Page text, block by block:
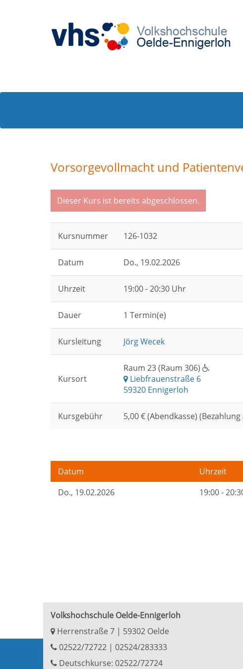
Vorsorgevollmacht und
Dieser Kurs ist bereits abgeschlossen.
Kursnummer 126-1032
Datum Do., 19.02.2026
Uhrzeit 19:00 - 20:30 Uhr
Dauer 1 Termin(e)
Kursleitung Jörg Wecek
Kursort
Raum 23 (Raum 306)
Liebfrauenstraße 6
59320 Ennigerloh
Kursgebühr 5,00 € (Abendkasse)
Datum Uhrzeit
Do., 19.02.2026 19:00 -
Volkshochschule Oelde-Ennigerloh
Herrenstraße 7 | 59302 Oelde
02522/72722 | 02524/283333
Deutschkurse: 02522/72724